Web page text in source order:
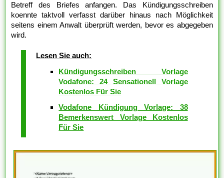
Betreff des Briefes anfangen. Das Kündigungsschreiben
koennte taktvoll verfasst darüber hinaus nach Möglichkeit
seitens einem Anwalt überprüft werden, bevor es abgegeben
wird.
Lesen Sie auch:
Kündigungsschreiben Vorlage
Vodafone: 24 Sensationell Vorlage
Kostenlos Für Sie
Vodafone Kündigung Vorlage: 38
Bemerkenswert Vorlage Kostenlos
Für Sie